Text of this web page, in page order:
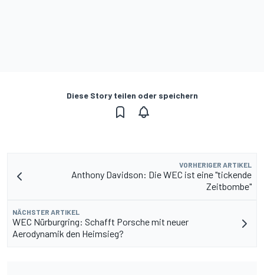
Diese Story teilen oder speichern
VORHERIGER ARTIKEL
Anthony Davidson: Die WEC ist eine "tickende
Zeitbombe"
NÄCHSTER ARTIKEL
WEC Nürburgring: Schafft Porsche mit neuer
Aerodynamik den Heimsieg?